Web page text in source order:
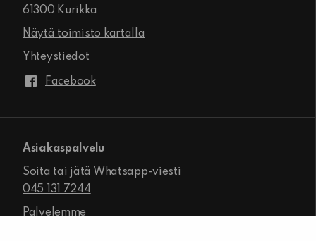
61300 Kurikka
Näytä toimisto kartalla
Yhteystiedot
Facebook
Asiakaspalvelu
Soita tai jätä Whatsapp-viesti
045 131 7244
Palvelemme